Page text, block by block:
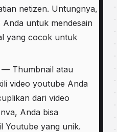
netizen. Untungnya,
untuk mendesain
yang cocok untuk
— Thumbnail atau
video youtube Anda
dari video
Anda bisa
Youtube yang unik.